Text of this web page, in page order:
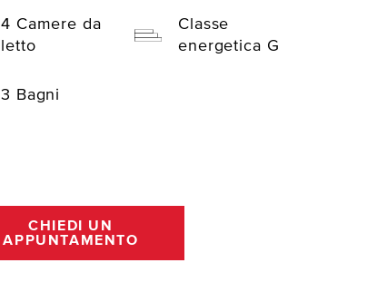
4 Camere da
letto
Classe
energetica G
3 Bagni
CHIEDI UN
APPUNTAMENTO